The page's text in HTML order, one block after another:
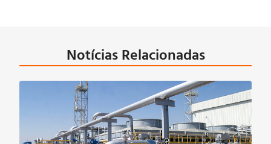
Notícias Relacionadas